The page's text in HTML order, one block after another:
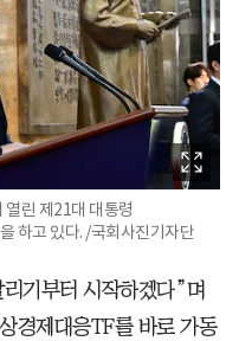
열린 제21대 대통령
하고 있다. /국회사진기자단
기부터 시작하겠다”며
경제대응TF를 바로 가동